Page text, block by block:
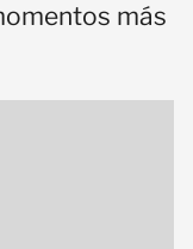
más